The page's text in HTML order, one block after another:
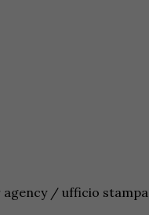
/ ufficio stampa